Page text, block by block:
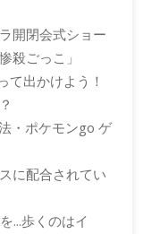
開閉会式ショー
殺ごっこ」
て出かけよう！
・ポケモンgo ゲ
に配合されてい
...歩くのはイ